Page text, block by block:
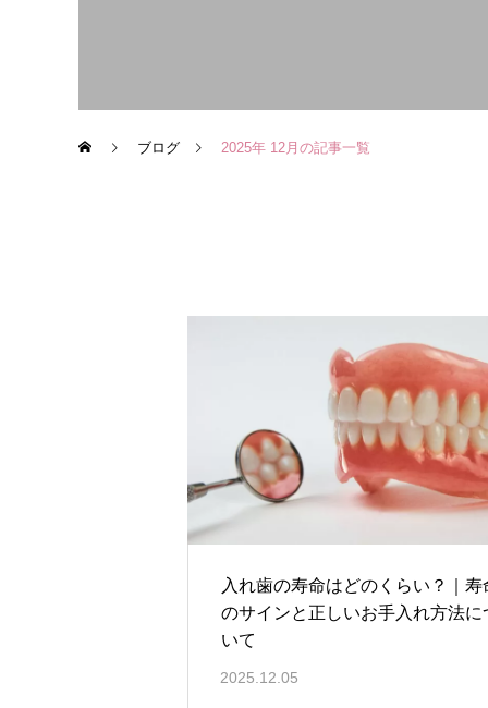
ブログ 2025年 12月の記事一覧
入れ歯の寿命はどのくらい？｜寿
のサインと正しいお手入れ方法に
いて
2025.12.05